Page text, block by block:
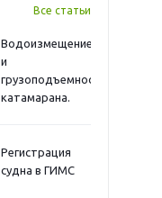
Все статьи
Водоизмещение
и
грузоподъемность
катамарана.
Регистрация
судна в ГИМС